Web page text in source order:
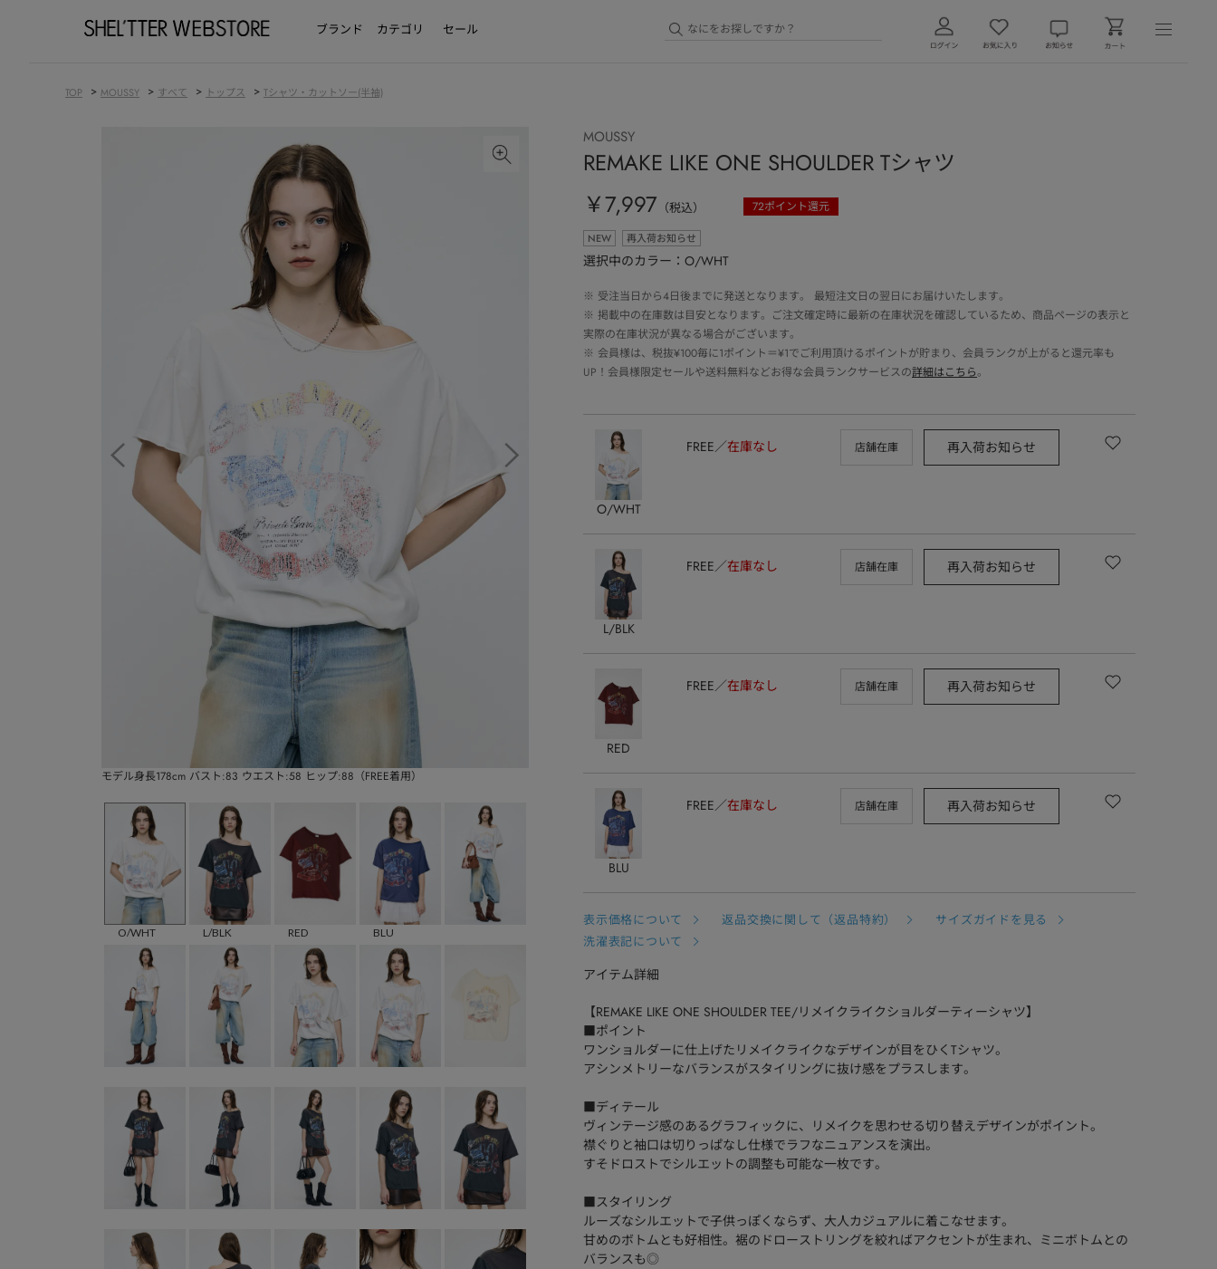
ブランド カテゴリ セール
TOP > MOUSSY > すべて > トップス > Tシャツ・カットソー(半袖)
モデル身長178cm バスト:83 ウエスト:58 ヒップ:88（FREE着用）
O/WHT L/BLK RED BLU
MOUSSY
REMAKE LIKE ONE SHOULDER Tシャツ
￥7,997 （税込） 72ポイント還元
NEW 再入荷お知らせ
選択中のカラー：O/WHT
※ 受注当日から4日後までに発送となります。 最短注文日の翌日にお届けいたします。
※ 掲載中の在庫数は目安となります。ご注文確定時に最新の在庫状況を確認しているため、商品ページの表示と
実際の在庫状況が異なる場合がございます。
※ 会員様は、税抜¥100毎に1ポイント＝¥1でご利用頂けるポイントが貯まり、会員ランクが上がると還元率も
UP！会員様限定セールや送料無料などお得な会員ランクサービスの詳細はこちら。
O/WHT
FREE 在庫なし 店舗在庫 再入荷お知らせ
L/BLK
FREE 在庫なし 店舗在庫 再入荷お知らせ
RED
FREE 在庫なし 店舗在庫 再入荷お知らせ
BLU
FREE 在庫なし 店舗在庫 再入荷お知らせ
表示価格について 返品交換に関して（返品特約）
サイズガイドを見る
洗濯表記について
アイテム詳細
【REMAKE LIKE ONE SHOULDER TEE/リメイクライクショルダーティーシャツ】
■ポイント
ワンショルダーに仕上げたリメイクライクなデザインが目をひくTシャツ。
アシンメトリーなバランスがスタイリングに抜け感をプラスします。
■ディテール
ヴィンテージ感のあるグラフィックに、リメイクを思わせる切り替えデザインがポイント。
襟ぐりと袖口は切りっぱなし仕様でラフなニュアンスを演出。
すそドロストでシルエットの調整も可能な一枚です。
■スタイリング
ルーズなシルエットで子供っぽくならず、大人カジュアルに着こなせます。
甘めのボトムとも好相性。裾のドローストリングを絞ればアクセントが生まれ、ミニボトムとの
バランスも◎